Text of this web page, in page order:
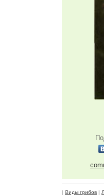
| Виды грибов |